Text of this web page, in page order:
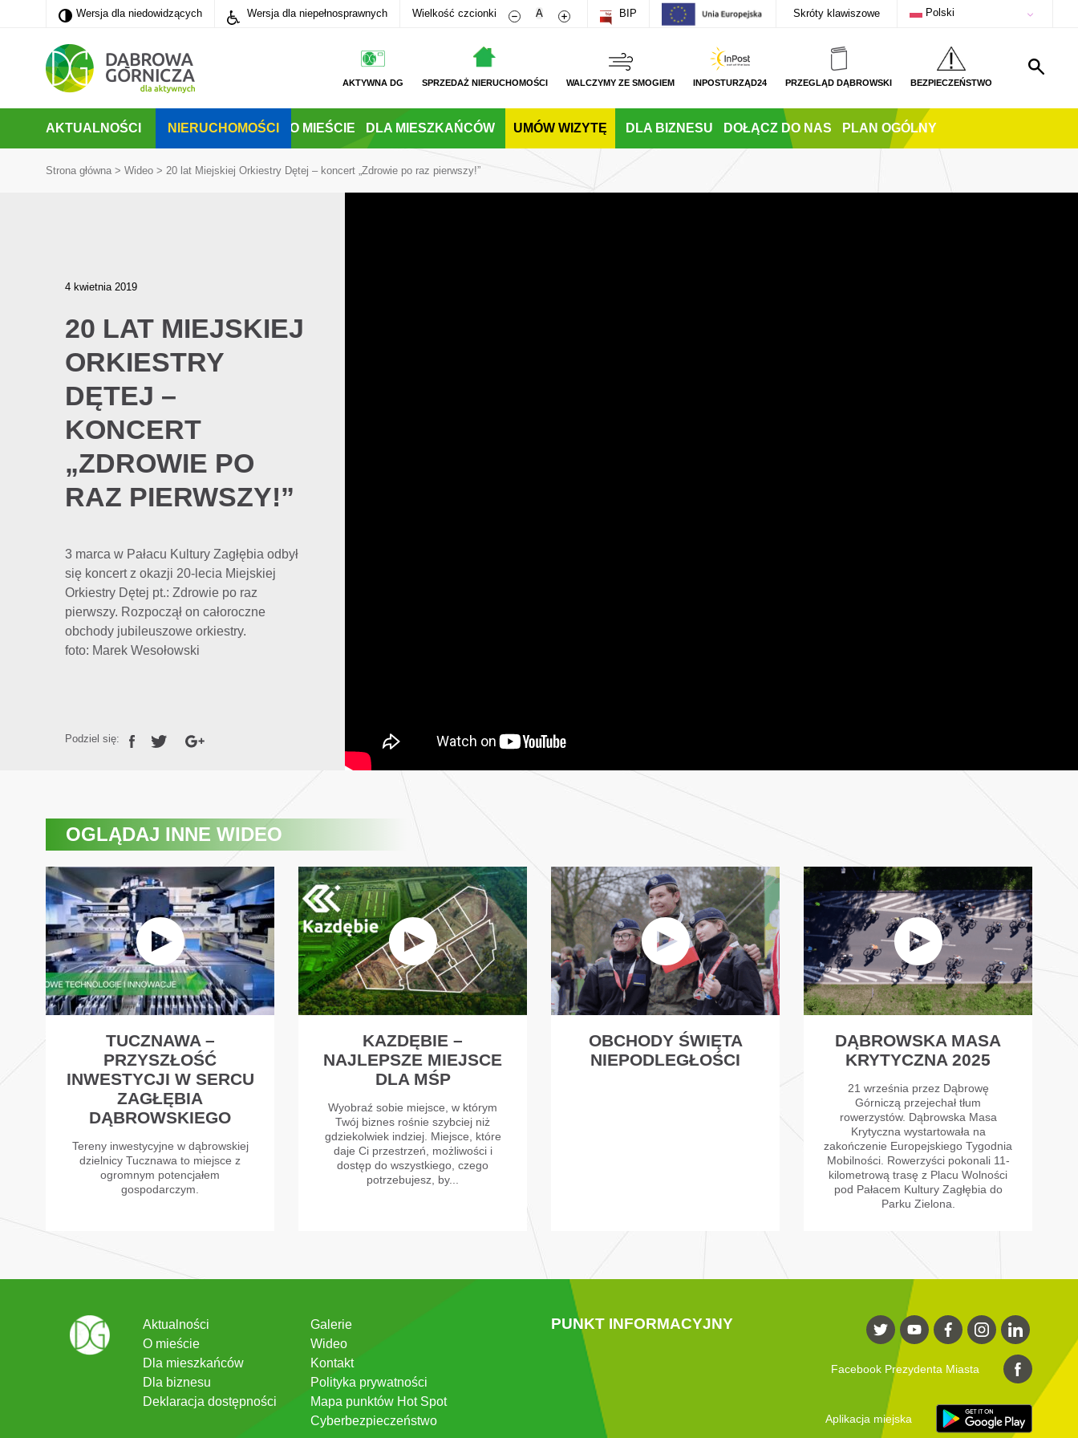
PRZEJDŹ DO MENU GŁÓWNEGO
PRZEJDŹ DO WYSZUKIWARKI
PRZEJDŹ DO TREŚCI
Wersja dla niedowidzących
Wersja dla niedowidzących Wersja dla niepełnosprawnych Wielkość czcionki Zmniejsz rozmiar czcionki
A Zwiększ rozmiar czcionki
BIP Skróty klawiszowe Polski
AKTYWNA DG SPRZEDAŻ NIERUCHOMOŚCI WALCZYMY ZE SMOGIEM INPOSTURZĄD24 PRZEGLĄD DĄBROWSKI BEZPIECZEŃSTWO
AKTUALNOŚCI NIERUCHOMOŚCI O MIEŚCIE DLA MIESZKAŃCÓW UMÓW WIZYTĘ DLA BIZNESU DOŁĄCZ DO NAS PLAN OGÓLNY
Strona główna > Wideo > 20 lat Miejskiej Orkiestry Dętej – koncert „Zdrowie po raz pierwszy!”
4 kwietnia 2019
20 LAT MIEJSKIEJ
ORKIESTRY
DĘTEJ –
KONCERT
„ZDROWIE PO
RAZ PIERWSZY!”
3 marca w Pałacu Kultury Zagłębia odbył
się koncert z okazji 20-lecia Miejskiej
Orkiestry Dętej pt.: Zdrowie po raz
pierwszy. Rozpoczął on całoroczne
obchody jubileuszowe orkiestry.
foto: Marek Wesołowski
Podziel się:
OGLĄDAJ INNE WIDEO
TUCZNAWA –
PRZYSZŁOŚĆ
INWESTYCJI W SERCU
ZAGŁĘBIA
DĄBROWSKIEGO
Tereny inwestycyjne w dąbrowskiej
dzielnicy Tucznawa to miejsce z
ogromnym potencjałem
gospodarczym.
KAZDĘBIE –
NAJLEPSZE MIEJSCE
DLA MŚP
Wyobraź sobie miejsce, w którym
Twój biznes rośnie szybciej niż
gdziekolwiek indziej. Miejsce, które
daje Ci przestrzeń, możliwości i
dostęp do wszystkiego, czego
potrzebujesz, by...
OBCHODY ŚWIĘTA
NIEPODLEGŁOŚCI
DĄBROWSKA MASA
KRYTYCZNA 2025
21 września przez Dąbrowę
Górniczą przejechał tłum
rowerzystów. Dąbrowska Masa
Krytyczna wystartowała na
zakończenie Europejskiego Tygodnia
Mobilności. Rowerzyści pokonali 11-
kilometrową trasę z Placu Wolności
pod Pałacem Kultury Zagłębia do
Parku Zielona.
Aktualności
O mieście
Dla mieszkańców
Dla biznesu
Deklaracja dostępności
Galerie
Wideo
Kontakt
Polityka prywatności
Mapa punktów Hot Spot
Cyberbezpieczeństwo
PUNKT INFORMACYJNY
Facebook Prezydenta Miasta
Aplikacja miejska